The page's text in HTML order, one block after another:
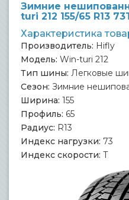
Зимние
turi 212 155/65 R13
Характеристика
Производитель: Hifly
Модель: Win-turi 212
Тип шины: Легковые
Сезон: Зимние
Ширина: 155
Профиль: 65
Радиус: R13
Индекс нагрузки: 73
Индекс скорости: T